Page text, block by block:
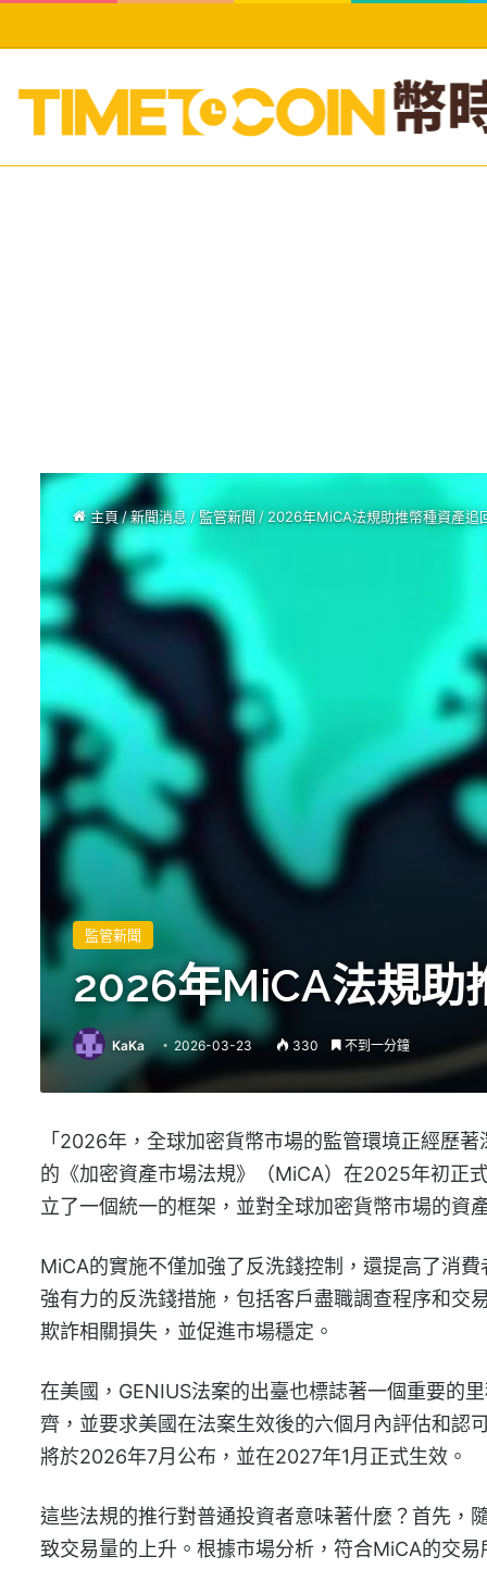
主頁/新聞消息 /監管新聞 / 2026年MiCA法規助推幣種資產追
監管新聞
2026年MiCA法規助
KaKa 2026-03-23 330 不到一分鐘
「2026年，全球加密貨幣市場的監管環境正經歷
的《加密資產市場法規》（MiCA）在2025年初正
立了一個統一的框架，並對全球加密貨幣市場的資
MiCA的實施不僅加強了反洗錢控制，還提高了消
強有力的反洗錢措施，包括客戶盡職調查程序和交
欺詐相關損失，並促進市場穩定。
在美國，GENIUS法案的出臺也標誌著一個重要的
齊，並要求美國在法案生效後的六個月內評估和認
將於2026年7月公布，並在2027年1月正式生效。
這些法規的推行對普通投資者意味著什麼？首先，
致交易量的上升。根據市場分析，符合MiCA的交